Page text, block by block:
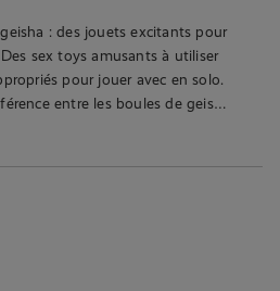
: des jouets excitants pour
sex toys amusants à utiliser
pour jouer avec en solo.
entre les boules de geis…